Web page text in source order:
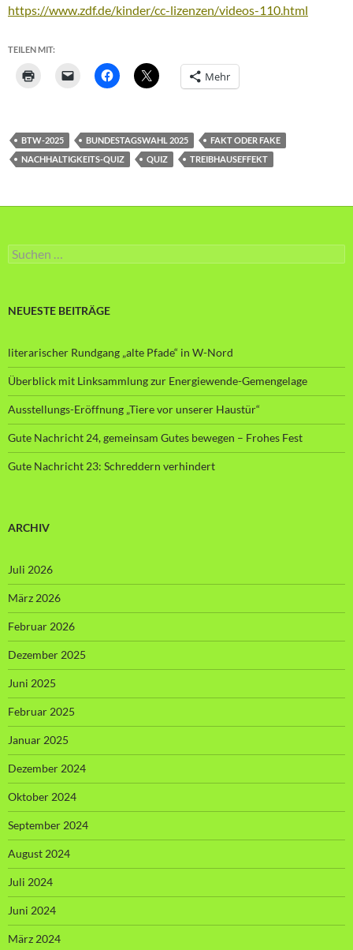
https://www.zdf.de/kinder/cc-lizenzen/videos-110.html
TEILEN MIT:
Mehr
BTW-2025 BUNDESTAGSWAHL 2025
FAKT ODER FAKE
NACHHALTIGKEITS-QUIZ
QUIZ TREIBHAUSEFFEKT
Suche
nach:
NEUESTE BEITRÄGE
literarischer Rundgang „alte Pfade“ in W-Nord
Überblick mit Linksammlung zur Energiewende-Gemengelage
Ausstellungs-Eröffnung „Tiere vor unserer Haustür“
Gute Nachricht 24, gemeinsam Gutes bewegen – Frohes Fest
Gute Nachricht 23: Schreddern verhindert
ARCHIV
Juli 2026
März 2026
Februar 2026
Dezember 2025
Juni 2025
Februar 2025
Januar 2025
Dezember 2024
Oktober 2024
September 2024
August 2024
Juli 2024
Juni 2024
März 2024